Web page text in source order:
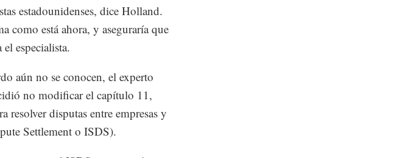
estadounidenses, dice Holland.
como está ahora, y aseguraría que
el especialista.
aún no se conocen, el experto
no modificar el capítulo 11,
resolver disputas entre empresas y
Settlement o ISDS).